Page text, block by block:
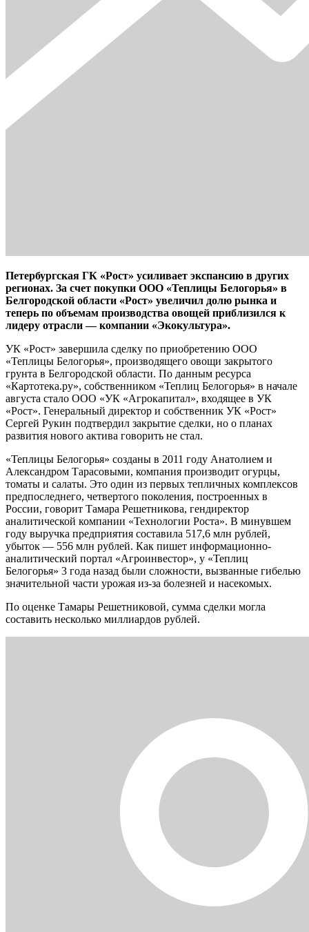
Петербургская ГК «Рост» усиливает экспансию в других
регионах. За счет покупки ООО «Теплицы Белогорья» в
Белгородской области «Рост» увеличил долю рынка и
теперь по объемам производства овощей приблизился к
лидеру отрасли — компании «Экокультура».
УК «Рост» завершила сделку по приобретению ООО
«Теплицы Белогорья», производящего овощи закрытого
грунта в Белгородской области. По данным ресурса
«Картотека.ру», собственником «Теплиц Белогорья» в начале
августа стало ООО «УК «Агрокапитал», входящее в УК
«Рост». Генеральный директор и собственник УК «Рост»
Сергей Рукин подтвердил закрытие сделки, но о планах
развития нового актива говорить не стал.
«Теплицы Белогорья» созданы в 2011 году Анатолием и
Александром Тарасовыми, компания производит огурцы,
томаты и салаты. Это один из первых тепличных комплексов
предпоследнего, четвертого поколения, построенных в
России, говорит Тамара Решетникова, гендиректор
аналитической компании «Технологии Роста». В минувшем
году выручка предприятия составила 517,6 млн рублей,
убыток — 556 млн рублей. Как пишет информационно-
аналитический портал «Агроинвестор», у «Теплиц
Белогорья» 3 года назад были сложности, вызванные гибелью
значительной части урожая из-за болезней и насекомых.
По оценке Тамары Решетниковой, сумма сделки могла
составить несколько миллиардов рублей.